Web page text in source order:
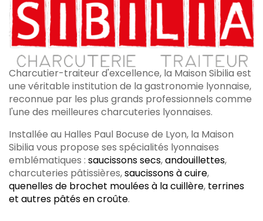
Charcutier-traiteur d'excellence, la Maison Sibilia est
une véritable institution de la gastronomie lyonnaise,
reconnue par les plus grands professionnels comme
l'une des meilleures charcuteries lyonnaises.
Installée au Halles Paul Bocuse de Lyon, la Maison
Sibilia vous propose ses spécialités lyonnaises
emblématiques : saucissons secs,andouillettes,
charcuteries pâtissières,saucissons à cuire,
quenelles de brochet moulées à la cuillère, terrines
et autres pâtés en croûte.